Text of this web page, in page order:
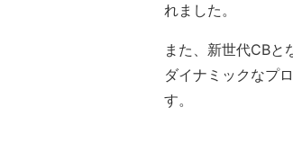
れました。
また、新世代CBと
ダイナミックなプ
す。